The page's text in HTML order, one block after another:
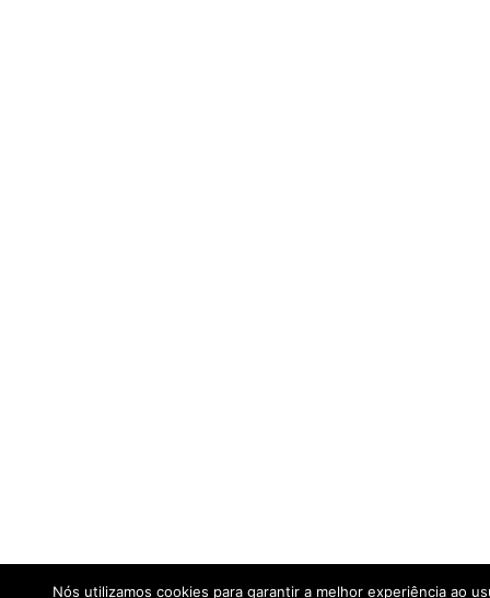
Nós utilizamos cookies para garantir a melhor experiência ao